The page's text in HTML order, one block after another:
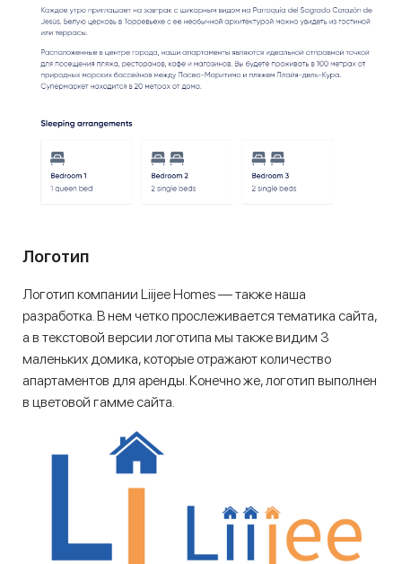
Логотип
Логотип компании Liijee Homes — также наша
разработка. В нем четко прослеживается тематика сайта,
а в текстовой версии логотипа мы также видим 3
маленьких домика, которые отражают количество
апартаментов для аренды. Конечно же, логотип выполнен
в цветовой гамме сайта.